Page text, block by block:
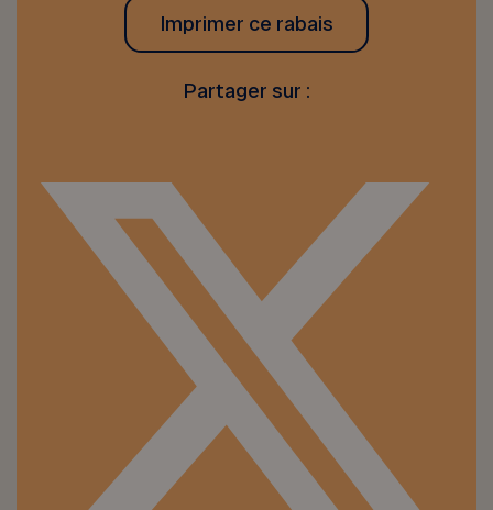
Imprimer ce rabais
Partager sur :